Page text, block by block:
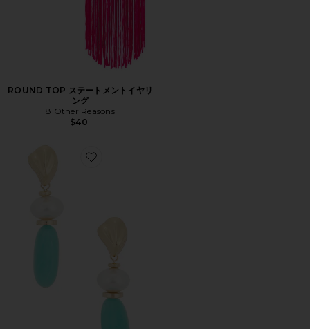
ROUND TOP ステートメントイヤリ
ング
8 Other Reasons
$40
Favorite ELEGANT ドロップイヤリング